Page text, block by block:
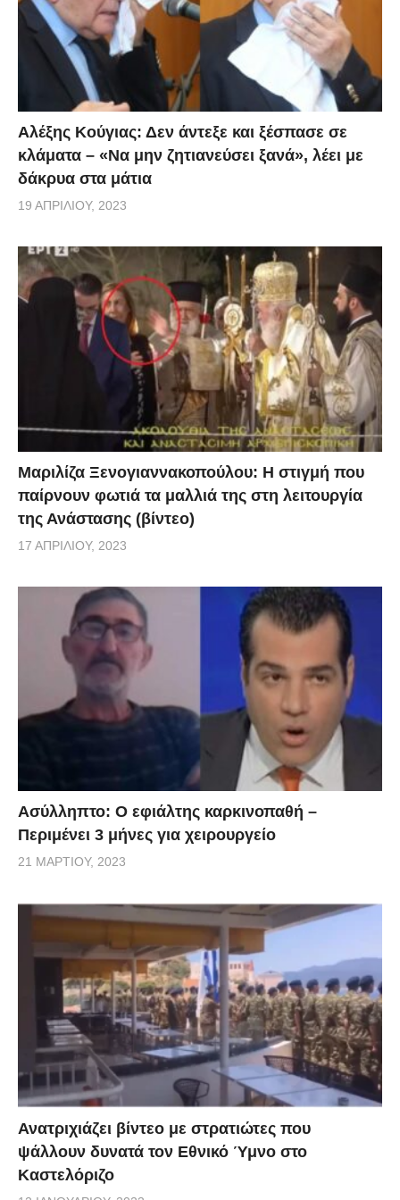
«Στο Γηροκομείο η Μαίρη Λίντα; Γιατί η Μαίρη Λίντα τι
είναι δεν είναι άνθρωπος; Για να τη φροντίσουν και
να την περιποιηθούν; Γιατί να μην έρθω εγώ στο
νοσοκομείο;».
Αλέξης Κούγιας: Δεν άντεξε και ξέσπασε σε
κλάματα – «Να μην ζητιανεύσει ξανά», λέει με
δάκρυα στα μάτια
19 ΑΠΡΙΛΊΟΥ, 2023
Μαριλίζα Ξενογιαννακοπούλου: Η στιγμή που
παίρνουν φωτιά τα μαλλιά της στη λειτουργία
της Ανάστασης (βίντεο)
17 ΑΠΡΙΛΊΟΥ, 2023
Ασύλληπτο: Ο εφιάλτης καρκινοπαθή –
Περιμένει 3 μήνες για χειρουργείο
21 ΜΑΡΤΊΟΥ, 2023
Ανατριχιάζει βίντεο με στρατιώτες που
ψάλλουν δυνατά τον Εθνικό Ύμνο στο
Καστελόριζο